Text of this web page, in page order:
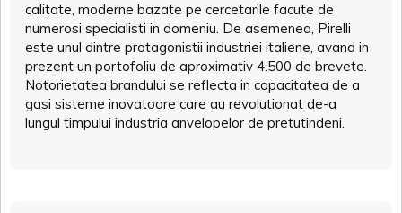
calitate, moderne bazate pe cercetarile facute de
numerosi specialisti in domeniu. De asemenea, Pirelli
este unul dintre protagonistii industriei italiene, avand in
prezent un portofoliu de aproximativ 4.500 de brevete.
Notorietatea brandului se reflecta in capacitatea de a
gasi sisteme inovatoare care au revolutionat de-a
lungul timpului industria anvelopelor de pretutindeni.